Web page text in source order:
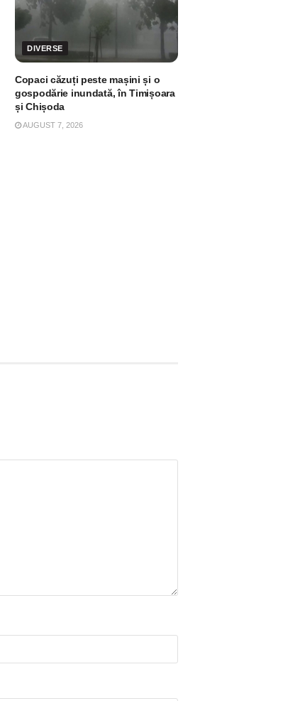
DIVERSE
Copaci căzuți peste mașini și o
gospodărie inundată, în Timișoara
și Chișoda
AUGUST 7, 2026